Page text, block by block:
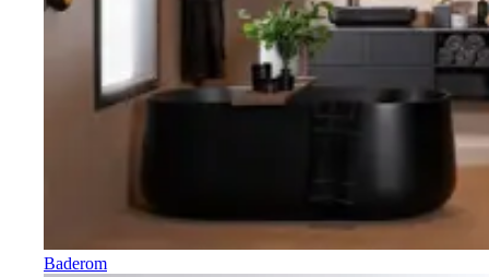
Baderom